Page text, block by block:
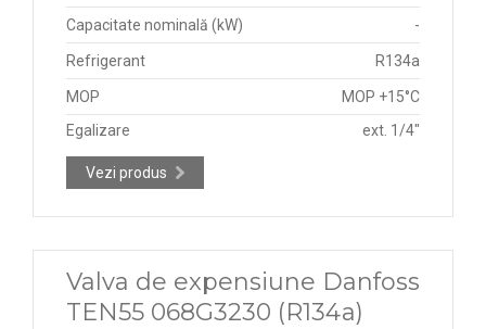
Capacitate nominală (kW) -
Refrigerant R134a
MOP
MOP +15°C
Egalizare
ext. 1/4"
Vezi produs
Valva de expensiune Danfoss
TEN55 068G3230 (R134a)